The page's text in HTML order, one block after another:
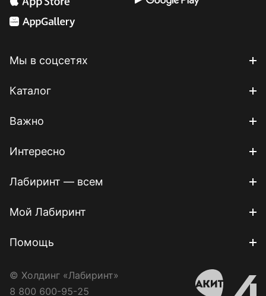
Мы в соцсетях
Каталог
Важно
Интересно
Лабиринт — всем
Мой Лабиринт
Помощь
© Холдинг «Лабиринт»
8 800 600-95-25